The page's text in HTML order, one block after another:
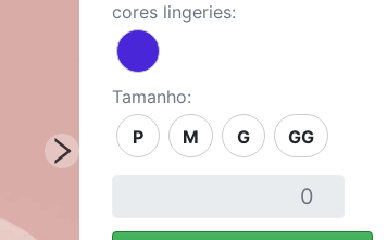
cores lingeries:
Tamanho:
P
M G GG